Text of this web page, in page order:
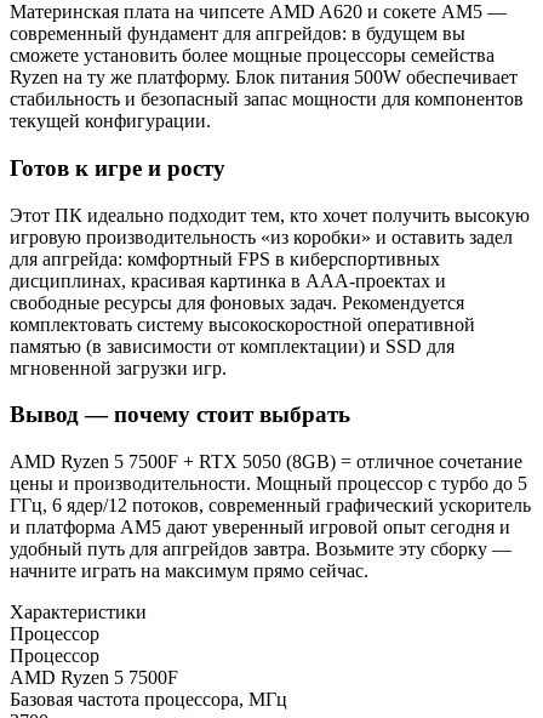
Материнская плата на чипсете AMD A620 и сокете AM5 —
современный фундамент для апгрейдов: в будущем вы
сможете установить более мощные процессоры семейства
Ryzen на ту же платформу. Блок питания 500W обеспечивает
стабильность и безопасный запас мощности для компонентов
текущей конфигурации.
Готов к игре и росту
Этот ПК идеально подходит тем, кто хочет получить высокую
игровую производительность «из коробки» и оставить задел
для апгрейда: комфортный FPS в киберспортивных
дисциплинах, красивая картинка в AAA-проектах и
свободные ресурсы для фоновых задач. Рекомендуется
комплектовать систему высокоскоростной оперативной
памятью (в зависимости от комплектации) и SSD для
мгновенной загрузки игр.
Вывод — почему стоит выбрать
AMD Ryzen 5 7500F + RTX 5050 (8GB) = отличное сочетание
цены и производительности. Мощный процессор с турбо до 5
ГГц, 6 ядер/12 потоков, современный графический ускоритель
и платформа AM5 дают уверенный игровой опыт сегодня и
удобный путь для апгрейдов завтра. Возьмите эту сборку —
начните играть на максимум прямо сейчас.
Характеристики
Процессор
Процессор
AMD Ryzen 5 7500F
Базовая частота процессора, МГц